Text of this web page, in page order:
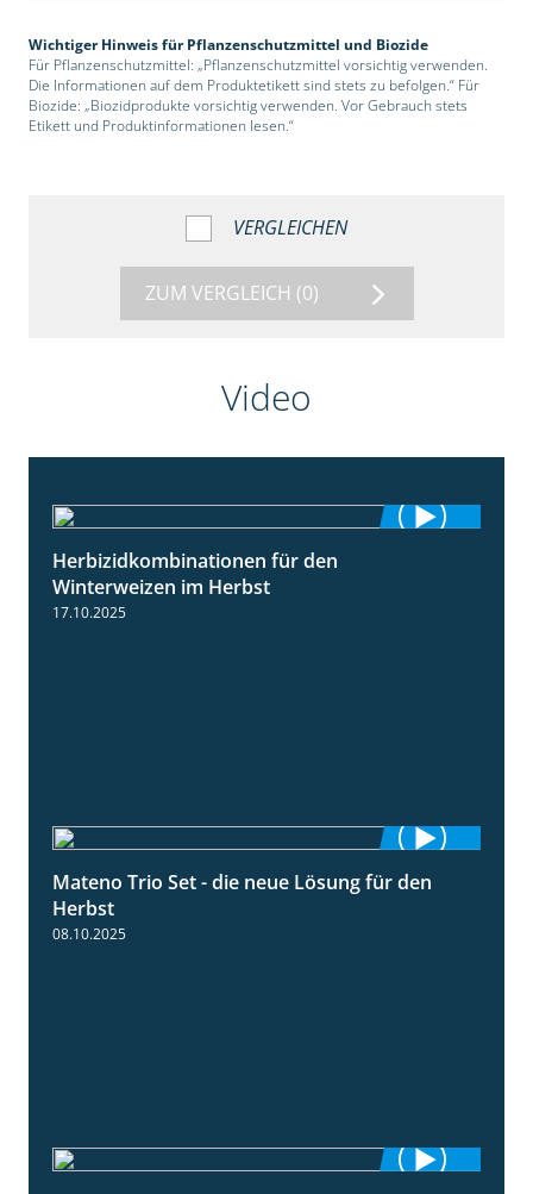
Wichtiger Hinweis für Pflanzenschutzmittel und Biozide
Für Pflanzenschutzmittel: „Pflanzenschutzmittel vorsichtig verwenden.
Die Informationen auf dem Produktetikett sind stets zu befolgen.“ Für
Biozide: „Biozidprodukte vorsichtig verwenden. Vor Gebrauch stets
Etikett und Produktinformationen lesen.“
VERGLEICHEN
ZUM VERGLEICH (0)
Video
Herbizidkombinationen für den
Winterweizen im Herbst
17.10.2025
2:22
Mateno Trio Set - die neue Lösung für den
Herbst
08.10.2025